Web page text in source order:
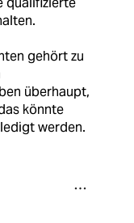
gehört zu
überhaupt,
könnte
werden.